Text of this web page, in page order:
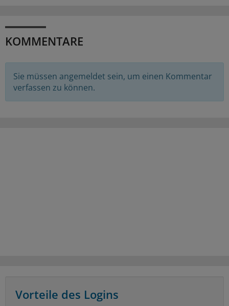
KOMMENTARE
Sie müssen angemeldet sein, um einen Kommentar
verfassen zu können.
Vorteile des Logins